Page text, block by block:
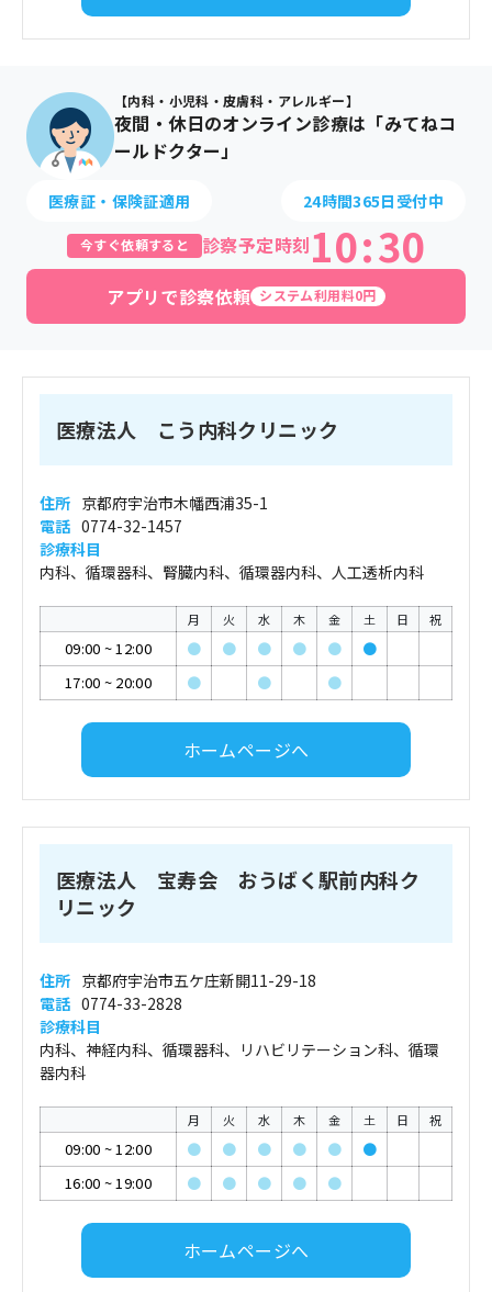
【内科・小児科・皮膚科・アレルギー】
夜間・休日のオンライン診療は「みてねコ
ールドクター」
医療証・保険証適用 24時間365日受付中
今すぐ依頼すると 診察予定時刻10:30
アプリで診察依頼 システム利用料0円
医療法人 こう内科クリニック
住所 京都府宇治市木幡西浦35-1
電話 0774-32-1457
診療科目
内科、循環器科、腎臓内科、循環器内科、人工透析内科
月 火 水 木 金 土 日 祝
09:00 ~12:00 ● ● ● ● ●
●
17:00 ~ 20:00 ● ● ●
ホームページへ
医療法人 宝寿会 おうばく駅前内科ク
リニック
住所 京都府宇治市五ケ庄新開11-29-18
電話 0774-33-2828
診療科目
内科、神経内科、循環器科、リハビリテーション科、循環
器内科
月 火 水 木 金 土 日 祝
09:00 ~12:00 ● ● ● ● ●
●
16:00 ~19:00 ● ● ● ● ●
ホームページへ